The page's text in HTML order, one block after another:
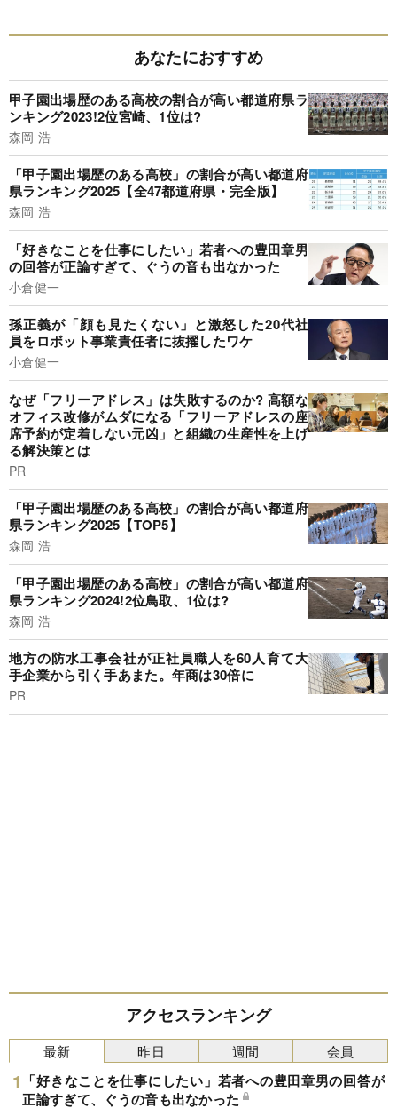
あなたにおすすめ
甲子園出場歴のある高校の割合が高い都道府県ラ
ンキング2023!2位宮崎、1位は?
森岡 浩
「甲子園出場歴のある高校」の割合が高い都道府
県ランキング2025【全47都道府県・完全版】
森岡 浩
「好きなことを仕事にしたい」若者への豊田章男
の回答が正論すぎて、ぐうの音も出なかった
小倉健一
孫正義が「顔も見たくない」と激怒した20代社
員をロボット事業責任者に抜擢したワケ
小倉健一
なぜ「フリーアドレス」は失敗するのか? 高額な
オフィス改修がムダになる「フリーアドレスの座
席予約が定着しない元凶」と組織の生産性を上げ
る解決策とは
PR
「甲子園出場歴のある高校」の割合が高い都道府
県ランキング2025【TOP5】
森岡 浩
「甲子園出場歴のある高校」の割合が高い都道府
県ランキング2024!2位鳥取、1位は?
森岡 浩
地方の防水工事会社が正社員職人を60人育て大
手企業から引く手あまた。年商は30倍に
PR
アクセスランキング
最新
「好きなことを仕事にしたい」若者への豊田章男の回答が
正論すぎて、ぐうの音も出なかった
昨日 週間 会員